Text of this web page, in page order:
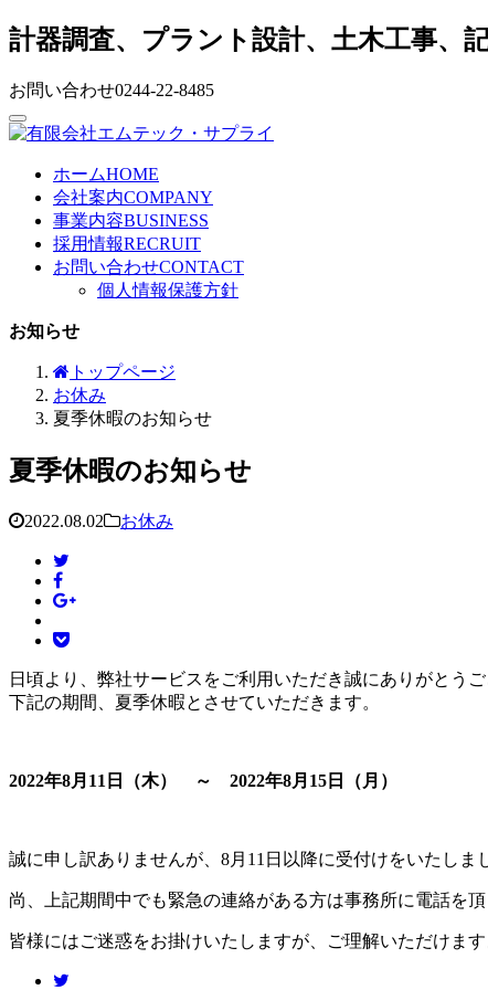
計器調査、プラント設計、土木工事、
お問い合わせ0244-22-8485
ホームHOME
会社案内COMPANY
事業内容BUSINESS
採用情報RECRUIT
お問い合わせCONTACT
個人情報保護方針
お知らせ
トップページ
お休み
夏季休暇のお知らせ
夏季休暇のお知らせ
2022.08.02 お休み
日頃より、弊社サービスをご利用いただき誠にありがとうご
下記の期間、夏季休暇とさせていただきます。
2022年8月11日（木） ～ 2022年8月15日（月）
誠に申し訳ありませんが、8月11日以降に受付けをいたし
尚、上記期間中でも緊急の連絡がある方は事務所に電話を
皆様にはご迷惑をお掛けいたしますが、ご理解いただけます